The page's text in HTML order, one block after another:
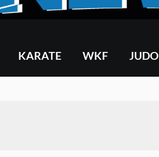
KARATE WKF JUDO